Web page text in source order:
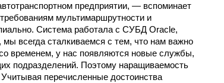
предприятии, — вспоминает
мультимаршрутности и
Система работала с СУБД Oracle,
всегда сталкиваемся с тем, что нам важно
временем, у нас появляются новые службы,
подразделений. Поэтому наращиваемость
перечисленные достоинства